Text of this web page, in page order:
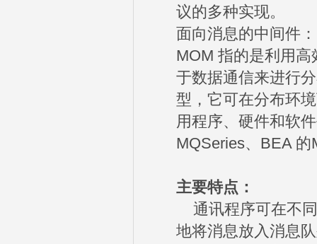
议的多种实现。
面向消息的中间件：
MOM 指的是利用
于数据通信来进行
型，它可在分布环
用程序、硬件和软
MQSeries、BEA 的
主要特点：
通讯程序可在不
地将消息放入消息